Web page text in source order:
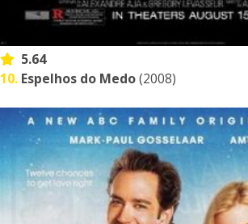
5.64
10. Espelhos do Medo(2008)